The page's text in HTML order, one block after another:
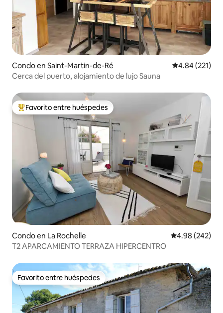
Condo en Saint-Martin-de-Ré Calificación
4.84 (221)
Cerca del puerto, alojamiento de lujo Sauna
Favorito entre huéspedes preferido
Favorito entre huéspedes
Condo en La Rochelle Calificación
4.98 (242)
T2 APARCAMIENTO TERRAZA HIPERCENTRO
Favorito entre huéspedes
Favorito entre huéspedes